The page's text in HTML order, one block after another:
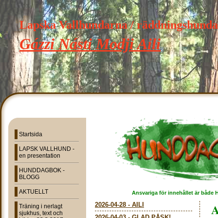
Lapska Vallhundarna /
Gázzi Násti Modji Aili
Startsida
LAPSK VALLHUND -
en presentation
HUNDDAGBOK -
BLOGG
AKTUELLT
Träning i nerlagt
sjukhus, text och
Ansvariga för innehållet är både
2026-04-28 - AILI